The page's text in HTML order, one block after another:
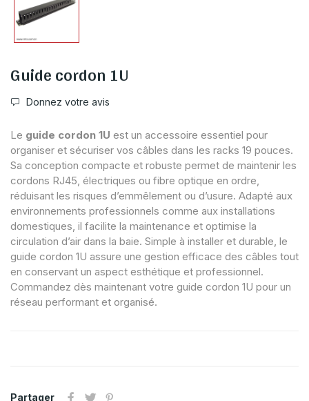
Guide cordon 1U
Donnez votre avis
Le guide cordon 1U est un accessoire essentiel pour
organiser et sécuriser vos câbles dans les racks 19 pouces.
Sa conception compacte et robuste permet de maintenir les
cordons RJ45, électriques ou fibre optique en ordre,
réduisant les risques d’emmêlement ou d’usure. Adapté aux
environnements professionnels comme aux installations
domestiques, il facilite la maintenance et optimise la
circulation d’air dans la baie. Simple à installer et durable, le
guide cordon 1U assure une gestion efficace des câbles tout
en conservant un aspect esthétique et professionnel.
Commandez dès maintenant votre guide cordon 1U pour un
réseau performant et organisé.
Partager